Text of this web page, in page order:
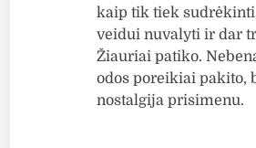
kaip tik tiek
veidui nuvalyti ir dar
Žiauriai patiko.
odos poreikiai pakito,
nostalgija prisimenu.